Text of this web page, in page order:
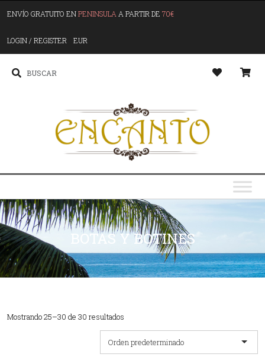
ENVÍO GRATUITO ENPENINSULA A PARTIR DE 70€
LOGIN / REGISTER EUR
BOTAS Y BOTINES
Mostrando 25–30 de 30 resultados
Orden predeterminado